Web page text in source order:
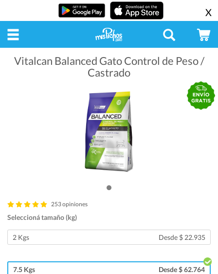
X
Vitalcan Balanced Gato Control de Peso /
Castrado
253 opiniones
Seleccioná tamaño (kg)
2 Kgs Desde $ 22.935
7.5 Kgs Desde $ 62.764